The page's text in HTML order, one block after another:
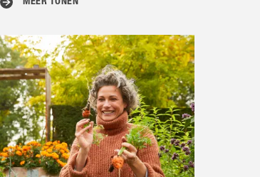
MEER TONEN